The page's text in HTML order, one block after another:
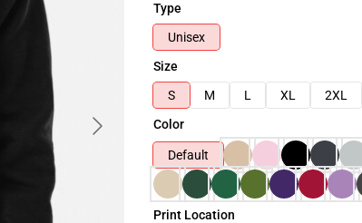
Type
Unisex
Size
S
M L XL 2XL
Color
Default
Print Location